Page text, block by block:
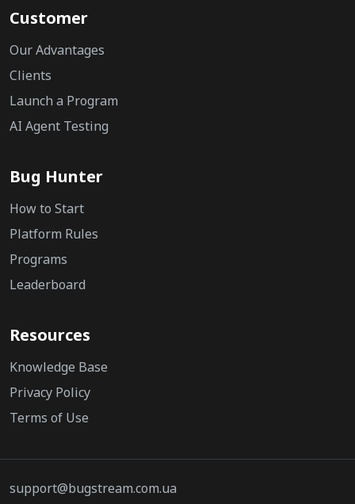
Customer
Our Advantages
Clients
Launch a Program
AI Agent Testing
Bug Hunter
How to Start
Platform Rules
Programs
Leaderboard
Resources
Knowledge Base
Privacy Policy
Terms of Use
support@bugstream.com.ua